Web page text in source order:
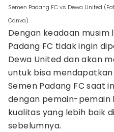
Semen Padang FC vs Dewa United
Canva)
Dengan keadaan musim
Padang FC tidak ingin
Dewa United dan akan
untuk bisa
Semen Padang FC saat
dengan pemain-pemain
kualitas yang lebih baik
sebelumnya.